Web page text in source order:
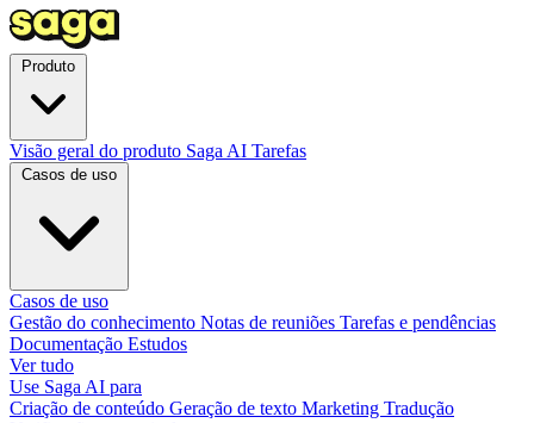
Visão geral do produto Saga AI Tarefas
Casos de uso
Gestão do conhecimento Notas de reuniões Tarefas e pendências
Documentação Estudos
Ver tudo
Use Saga AI para
Criação de conteúdo Geração de texto Marketing Tradução